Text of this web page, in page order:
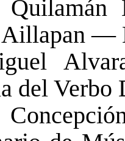
Aillapan —
del